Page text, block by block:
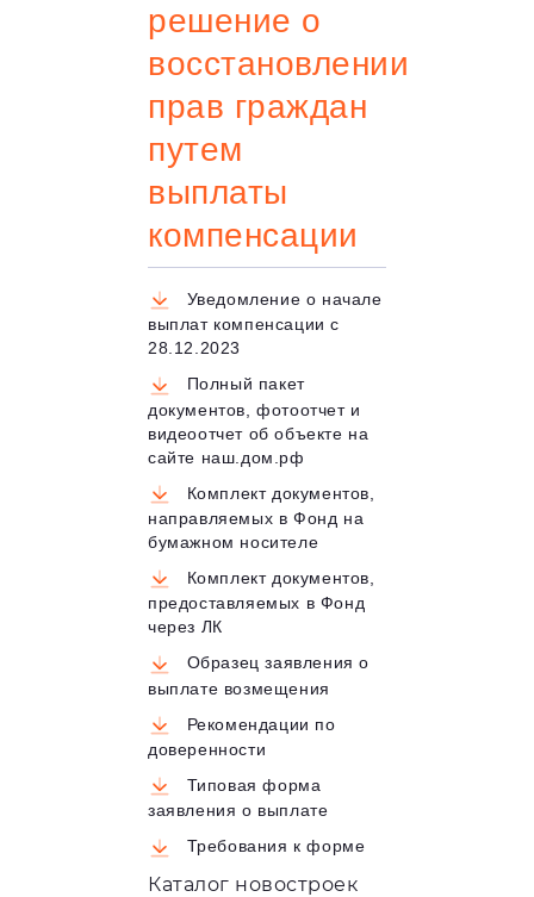
решение о
восстановлении
прав граждан
путем
выплаты
компенсации
Уведомление о начале
выплат компенсации с
28.12.2023
Полный пакет
документов, фотоотчет и
видеоотчет об объекте на
сайте наш.дом.рф
Комплект документов,
направляемых в Фонд на
бумажном носителе
Комплект документов,
предоставляемых в Фонд
через ЛК
Образец заявления о
выплате возмещения
Рекомендации по
доверенности
Типовая форма
заявления о выплате
Требования к форме
Каталог новостроек